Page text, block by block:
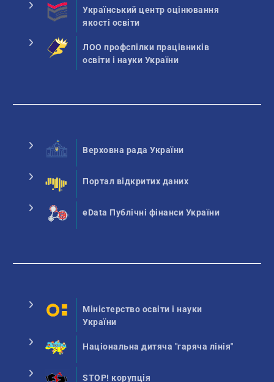
Український центр оцінювання
якості освіти
ЛОО профспілки працівників
освіти і науки України
Верховна рада України
Портал відкритих даних
eData Публічні фінанси України
Міністерство освіти і науки
України
Національна дитяча "гаряча лінія"
STOP! корупція